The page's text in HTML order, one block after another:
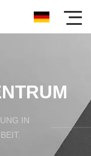
IN